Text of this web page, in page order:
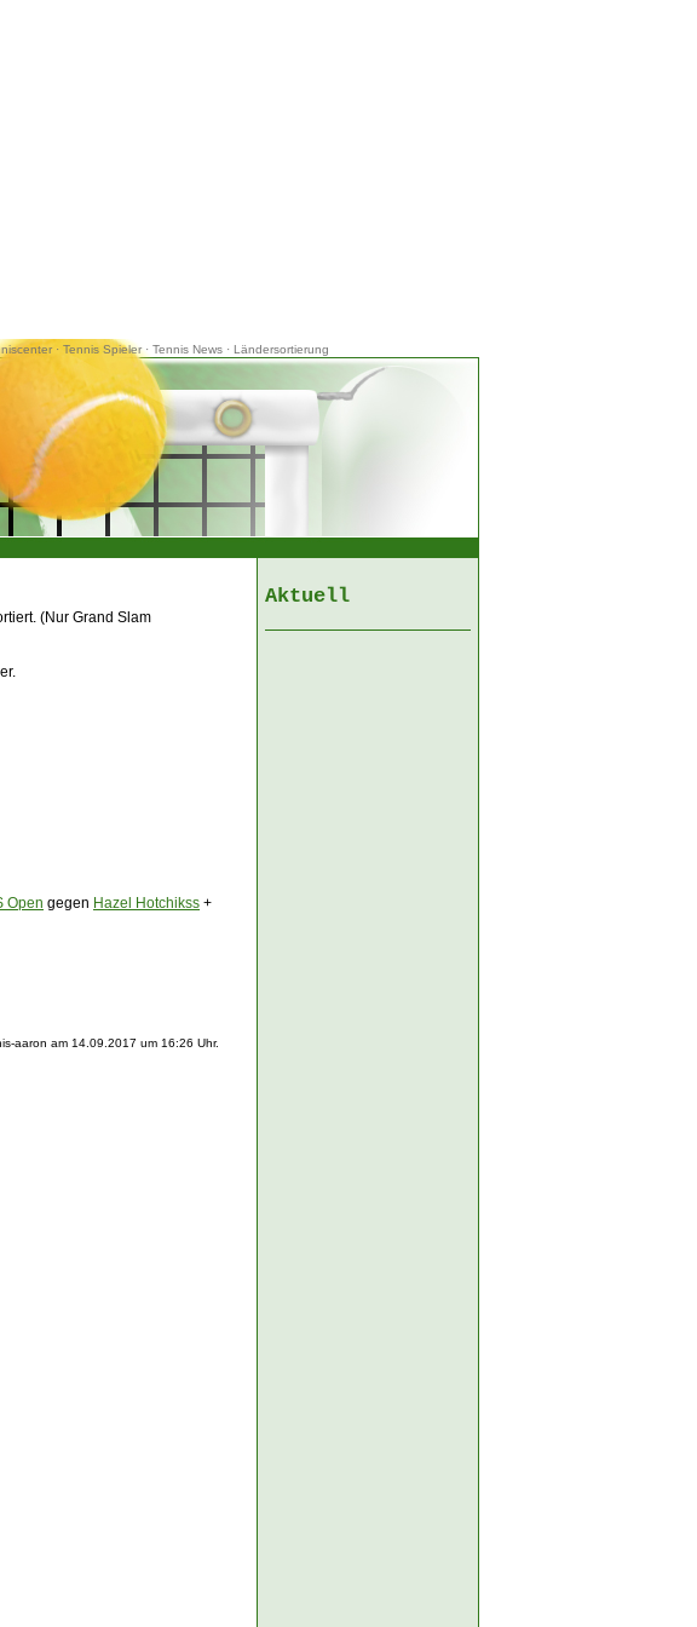
· Tennis Spieler· Tennis News· Ländersortierung
(Nur Grand Slam
Open gegen Hazel Hotchikss +
aaron am 14.09.2017 um 16:26 Uhr.
Aktuell